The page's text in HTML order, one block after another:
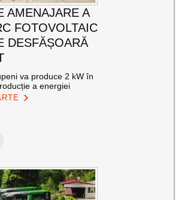
AMENAJARE A
FOTOVOLTAIC
DESFĂȘOARĂ
va produce 2 kW în
a energiei